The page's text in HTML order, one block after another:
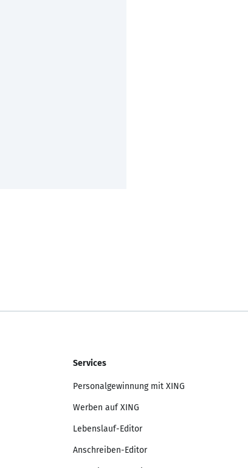
Services
Personalgewinnung mit XING
Werben auf XING
Lebenslauf-Editor
Anschreiben-Editor